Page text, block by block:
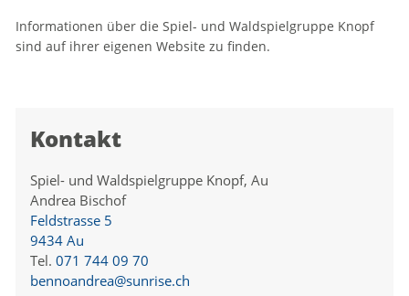
Informationen über die Spiel- und Waldspielgruppe Knopf
sind auf ihrer eigenen Website zu finden.
Kontakt
Spiel- und Waldspielgruppe Knopf, Au
Andrea Bischof
Feldstrasse 5
9434 Au
Tel. 071 744 09 70
bennoandrea@sunrise.ch